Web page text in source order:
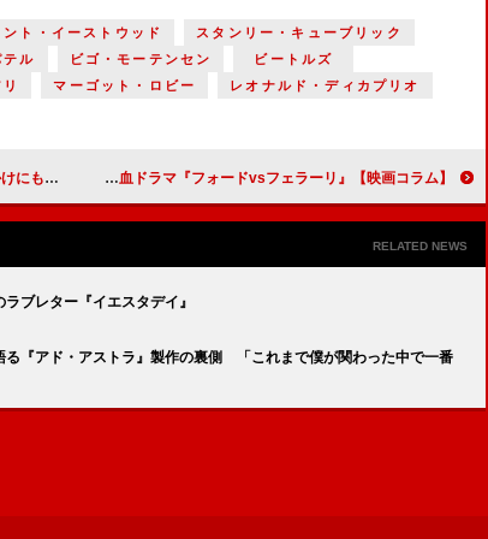
ント・イーストウッド
スタンリー・キューブリック
ル
ビゴ・モーテンセン
ビートルズ
マーゴット・ロビー レオナルド・ディカプリオ
寅さん』 【映画コラム】最近は珍しくなった骨太な男たちの熱血ドラマ『フォードvsフェラーリ』
RELATED NEWS
ブレター『イエスタデイ』
る『アド・アストラ』製作の裏側 「これまで僕が関わった中で一番